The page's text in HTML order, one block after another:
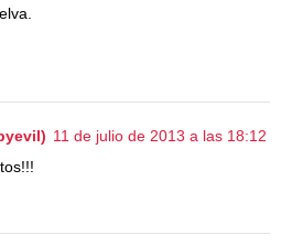
11 de julio de 2013 a las 18:12